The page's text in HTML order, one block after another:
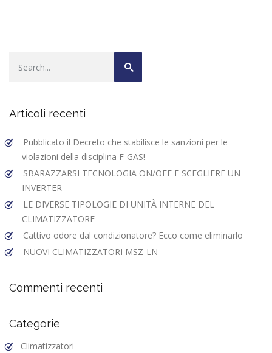
Articoli recenti
Pubblicato il Decreto che stabilisce le sanzioni per le
violazioni della disciplina F-GAS!
SBARAZZARSI TECNOLOGIA ON/OFF E SCEGLIERE UN
INVERTER
LE DIVERSE TIPOLOGIE DI UNITÀ INTERNE DEL
CLIMATIZZATORE
Cattivo odore dal condizionatore? Ecco come eliminarlo
NUOVI CLIMATIZZATORI MSZ-LN
Commenti recenti
Categorie
Climatizzatori